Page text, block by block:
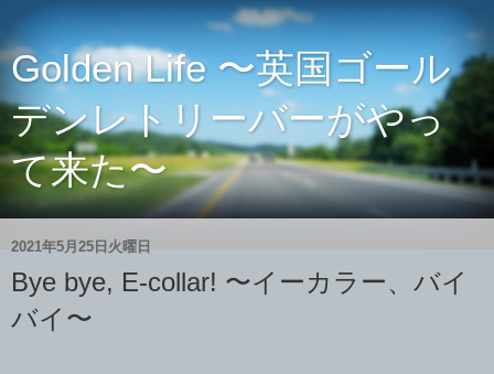
Golden Life 〜英国ゴール
デンレトリーバーがやっ
て来た〜
2021年5月25日火曜日
Bye bye, E-collar! 〜イーカラー、バイ
バイ〜